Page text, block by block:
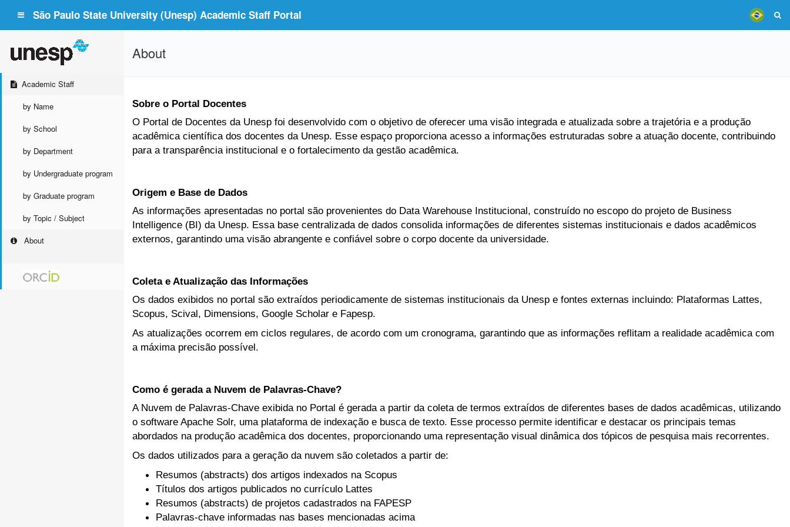
São Paulo State University (Unesp) Academic Staff Portal
Academic Staff
by Name
by School
by Department
by Undergraduate program
by Graduate program
by Topic / Subject
About
About
Sobre o Portal Docentes
O Portal de Docentes da Unesp foi desenvolvido com o objetivo de oferecer uma visão integrada e atualizada sobre a trajetória e a produção
acadêmica científica dos docentes da Unesp. Esse espaço proporciona acesso a informações estruturadas sobre a atuação docente, contribuindo
para a transparência institucional e o fortalecimento da gestão acadêmica.
Origem e Base de Dados
As informações apresentadas no portal são provenientes do Data Warehouse Institucional, construído no escopo do projeto de Business
Intelligence (BI) da Unesp. Essa base centralizada de dados consolida informações de diferentes sistemas institucionais e dados acadêmicos
externos, garantindo uma visão abrangente e confiável sobre o corpo docente da universidade.
Coleta e Atualização das Informações
Os dados exibidos no portal são extraídos periodicamente de sistemas institucionais da Unesp e fontes externas incluindo: Plataformas Lattes,
Scopus, Scival, Dimensions, Google Scholar e Fapesp.
As atualizações ocorrem em ciclos regulares, de acordo com um cronograma, garantindo que as informações reflitam a realidade acadêmica com
a máxima precisão possível.
Como é gerada a Nuvem de Palavras-Chave?
A Nuvem de Palavras-Chave exibida no Portal é gerada a partir da coleta de termos extraídos de diferentes bases de dados acadêmicas, utilizando
o software Apache Solr, uma plataforma de indexação e busca de texto. Esse processo permite identificar e destacar os principais temas
abordados na produção acadêmica dos docentes, proporcionando uma representação visual dinâmica dos tópicos de pesquisa mais recorrentes.
Os dados utilizados para a geração da nuvem são coletados a partir de:
Resumos (abstracts) dos artigos indexados na Scopus
Títulos dos artigos publicados no currículo Lattes
Resumos (abstracts) de projetos cadastrados na FAPESP
Palavras-chave informadas nas bases mencionadas acima